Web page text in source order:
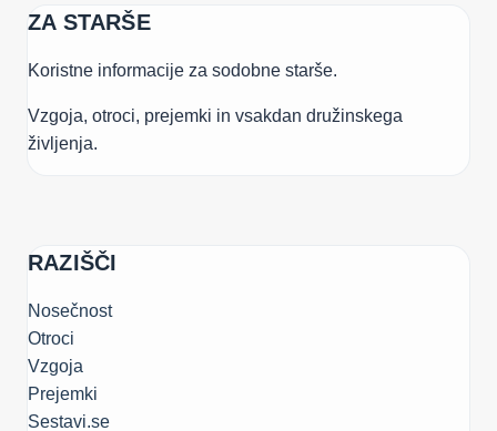
ZA STARŠE
Koristne informacije za sodobne starše.
Vzgoja, otroci, prejemki in vsakdan družinskega
življenja.
RAZIŠČI
Nosečnost
Otroci
Vzgoja
Prejemki
Sestavi.se